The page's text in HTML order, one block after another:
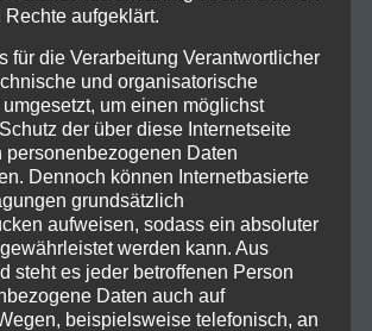
Rechte aufgeklärt.
für die Verarbeitung Verantwortlicher
und organisatorische
um einen möglichst
der über diese Internetseite
personenbezogenen Daten
Dennoch können Internetbasierte
grundsätzlich
aufweisen, sodass ein absoluter
werden kann. Aus
steht es jeder betroffenen Person
Daten auch auf
beispielsweise telefonisch, an